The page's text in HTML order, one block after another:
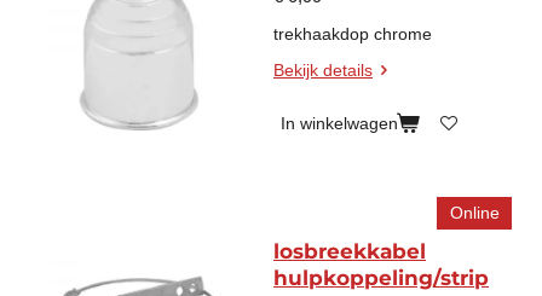
trekhaakdop chrome
Bekijk details
In winkelwagen
Online
losbreekkabel
hulpkoppeling/strip